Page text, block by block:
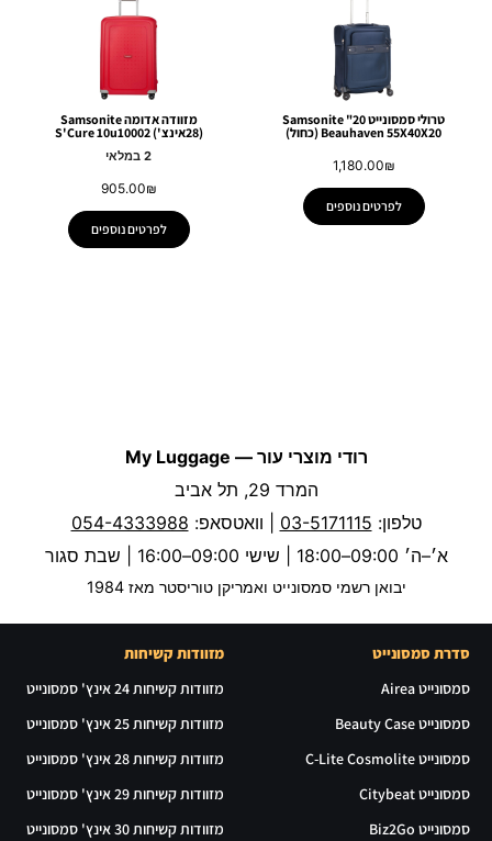
טרולי סמסונייט 20" Samsonite
Beauhaven 55X40X20 (כחול)
1,180.00₪
לפרטים נוספים
מזוודה אדומה Samsonite
(28אינצ') S'Cure 10u10002
2 במלאי
905.00₪
לפרטים נוספים
רודי מוצרי עור — My Luggage
המרד 29, תל אביב
טלפון: 03-5171115 | וואטסאפ: 054-4333988
א׳–ה׳ 09:00–18:00 | שישי 09:00–16:00 | שבת סגור
יבואן רשמי סמסונייט ואמריקן טוריסטר מאז 1984
סדרת סמסונייט
סמסונייט Airea
סמסונייט Beauty Case
סמסונייט C-Lite Cosmolite
סמסונייט Citybeat
סמסונייט Biz2Go
מזוודות קשיחות
מזוודות קשיחות 24 אינץ' סמסונייט
מזוודות קשיחות 25 אינץ' סמסונייט
מזוודות קשיחות 28 אינץ' סמסונייט
מזוודות קשיחות 29 אינץ' סמסונייט
מזוודות קשיחות 30 אינץ' סמסונייט